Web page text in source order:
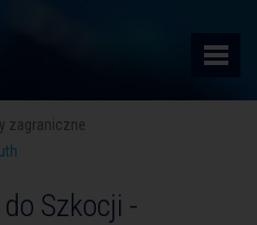
zagraniczne
Szkocji -